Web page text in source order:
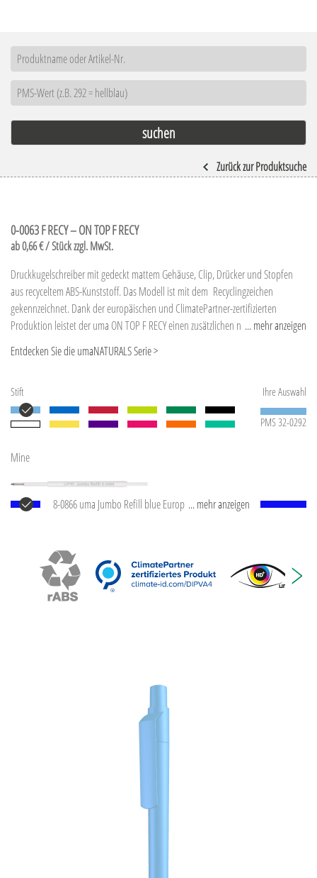
Zurück zur Produktsuche
0-0063 F RECY – ON TOP F RECY
ab 0,66 € / Stück zzgl. MwSt.
Druckkugelschreiber mit gedeckt mattem Gehäuse, Clip, Drücker und Stopfen
aus recyceltem ABS-Kunststoff. Das Modell ist mit dem Recyclingzeichen
gekennzeichnet. Dank der europäischen und ClimatePartner-zertifizierten
Produktion leistet der uma ON TOP F RECY einen zusätzlichen nachhaltigen
Beitrag zur Schonung der Umwelt. Aufgrund der Besonderheit des Materials (ABS
Recycled Plastic) sind produktionstechnische Farbschwankungen gegeben.
... mehr anzeigen
Entdecken Sie die umaNATURALS Serie >
Ihre Auswahl
Stift
PMS 32-0292
Mine
8-0866 uma Jumbo Refill blue Europäische Jumbo
Schreibleistung: ca. 2.500 m. Deutsche Schreibpaste
von Dokumental®
nach ISO-Norm ISO 12757-2,
dokumentenecht.
... mehr anzeigen